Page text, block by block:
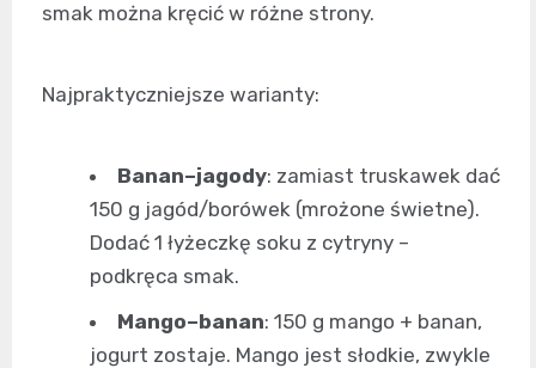
smak można kręcić w różne strony.
Najpraktyczniejsze warianty:
Banan–jagody: zamiast truskawek dać
150 g jagód/borówek (mrożone świetne).
Dodać 1 łyżeczkę soku z cytryny –
podkręca smak.
Mango–banan: 150 g mango + banan,
jogurt zostaje. Mango jest słodkie, zwykle